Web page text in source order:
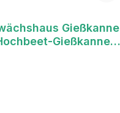
Gießkanne
Gießkanne